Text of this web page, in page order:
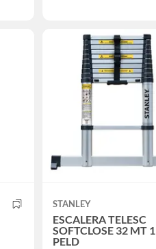
STANLEY
ESCALERA TELESC
SOFTCLOSE 32 MT
PELD